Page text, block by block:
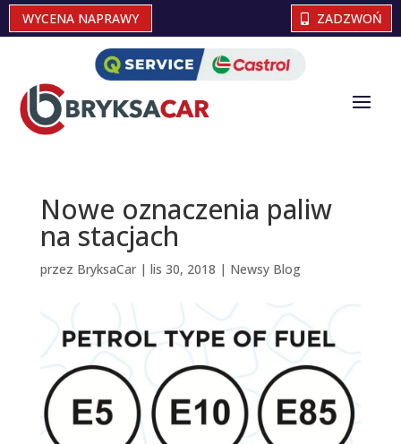
WYCENA NAPRAWY ZADZWOŃ
Nowe oznaczenia paliw
na stacjach
przez BryksaCar| lis 30, 2018 | Newsy Blog